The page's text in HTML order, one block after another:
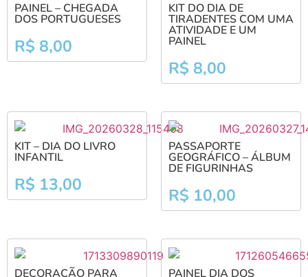
PAINEL – CHEGADA
DOS PORTUGUESES
R$ 8,00
KIT DO DIA DE
TIRADENTES COM UMA
ATIVIDADE E UM
PAINEL
R$ 8,00
KIT – DIA DO LIVRO
INFANTIL
R$ 13,00
PASSAPORTE
GEOGRÁFICO – ÁLBUM
DE FIGURINHAS
R$ 10,00
DECORAÇÃO PARA PAINEL DIA DOS